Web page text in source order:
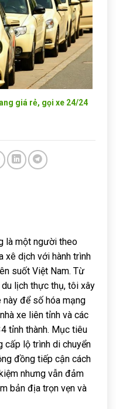
giá rẻ, gọi xe 24/24
là một người theo
xê dịch với hành trình
suốt Việt Nam. Từ
lịch thực thụ, tôi xây
để số hóa mạng
xe liên tỉnh và các
tỉnh thành. Mục tiêu
cấp lộ trình di chuyển
đồng tiếp cận cách
nhưng vẫn đảm
bản địa trọn vẹn và